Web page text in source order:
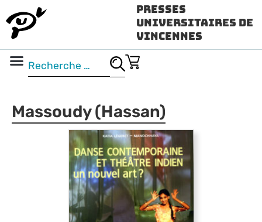
Presses
Universitaires de
Vincennes
Massoudy (Hassan)